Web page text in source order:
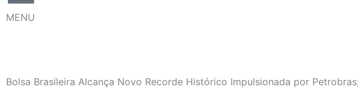
MENU
Bolsa Brasileira Alcança Novo Recorde Histórico Impulsionada por